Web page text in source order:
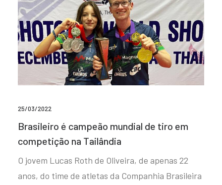
25/03/2022
Brasileiro é campeão mundial de tiro em
competição na Tailândia
O jovem Lucas Roth de Oliveira, de apenas 22
anos, do time de atletas da Companhia Brasileira